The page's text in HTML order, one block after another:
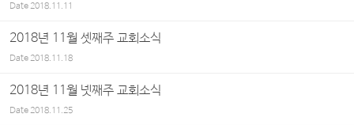
Date2018.11.11
2018년 11월 셋째주 교회소식
Date2018.11.18
2018년 11월 넷째주 교회소식
Date2018.11.25